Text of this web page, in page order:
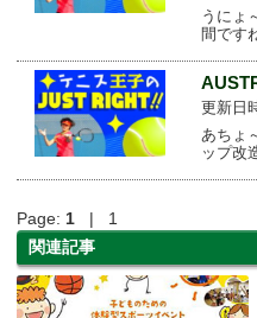
うにょ
間です
更新日
あちょ
ップ改
Page: 1 | 1
関連記事